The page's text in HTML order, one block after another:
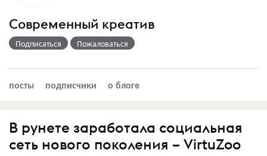
Современный креатив
Подписаться Пожаловаться
посты подписчики о блоге
В рунете заработала социальная
сеть нового поколения – VirtuZoo